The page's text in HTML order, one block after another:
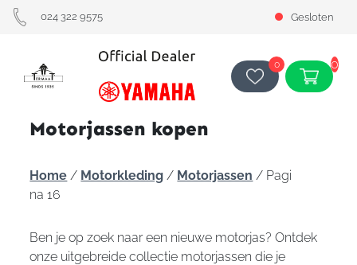
024 322 9575 Gesloten
0 0
Motorjassen kopen
Home / Motorkleding / Motorjassen / Pagi
na 16
Ben je op zoek naar een nieuwe motorjas? Ontdek
onze uitgebreide collectie motorjassen die je